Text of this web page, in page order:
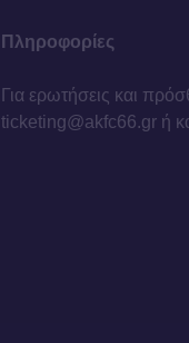
Πληροφορίες
Για ερωτήσεις και
ticketing@akfc66.gr ή